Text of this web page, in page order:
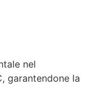
nel
garantendone la